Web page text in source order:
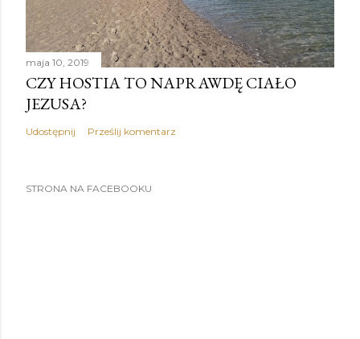
maja 10, 2019
CZY HOSTIA TO NAPRAWDĘ CIAŁO
JEZUSA?
Udostępnij Prześlij komentarz
STRONA NA FACEBOOKU